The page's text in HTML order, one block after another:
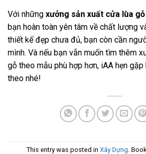
Với những xưởng sản xuất cửa lùa
bạn hoàn toàn yên tâm về chất lượng
thiết kế đẹp chưa đủ, bạn còn cần
mình. Và nếu bạn vẫn muốn tìm thêm
gỗ theo mẫu phù hợp hơn, iAA hẹn
theo nhé!
This entry was posted in Xây Dựng.